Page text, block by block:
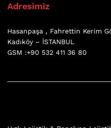
Adresimiz
Hasanpaşa , Fahrettin Kerim
Kadıköy – İSTANBUL
GSM :+90 532 411 36 80